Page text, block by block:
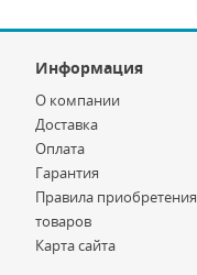
Информация
О компании
Доставка
Оплата
Гарантия
Правила приобретения
товаров
Карта сайта